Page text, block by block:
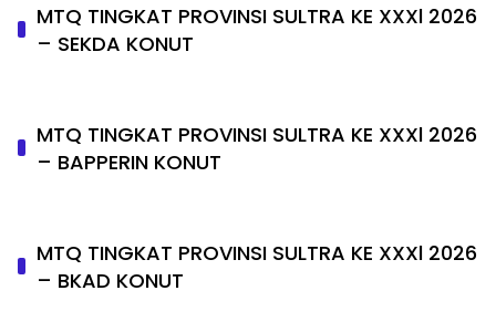
MTQ TINGKAT PROVINSI SULTRA KE XXXl 2026
– SEKDA KONUT
MTQ TINGKAT PROVINSI SULTRA KE XXXl 2026
– BAPPERIN KONUT
MTQ TINGKAT PROVINSI SULTRA KE XXXl 2026
– BKAD KONUT